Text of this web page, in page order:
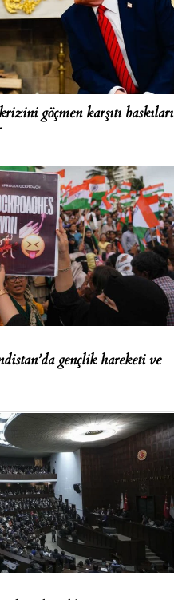
göçmen karşıtı baskıları
gençlik hareketi ve